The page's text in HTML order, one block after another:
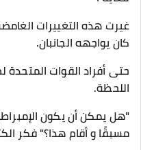
غيرت هذه التغييرات
كان يواجهه الجانبان.
حتى أفراد القوات
اللحظة.
"هل يمكن أن يكون
مسبقًا و أقام هذا؟" فكر